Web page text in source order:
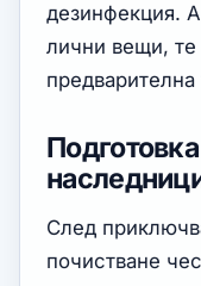
дезинфекция.
лични вещи, те
предварителна
След
почистване